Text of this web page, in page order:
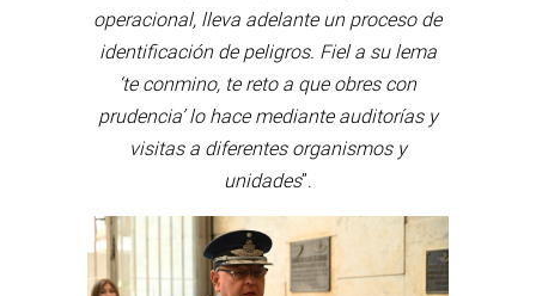
operacional, lleva adelante un proceso de
identificación de peligros. Fiel a su lema
‘te conmino, te reto a que obres con
prudencia’ lo hace mediante auditorías y
visitas a diferentes organismos y
unidades”.